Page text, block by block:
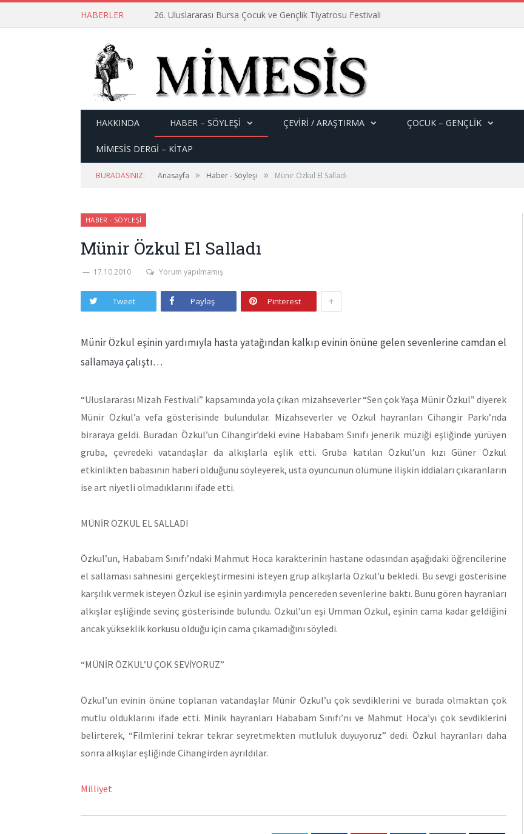
HABERLER 26. Uluslararası Bursa Çocuk ve Gençlik Tiyatrosu Festivali
HAKKINDA HABER – SÖYLEŞI ÇEVİRİ / ARAŞTIRMA ÇOCUK – GENÇLIK
MİMESİS DERGİ – KİTAP
BURADASINIZ: Anasayfa » Haber - Söyleşi » Münir Özkul El Salladı
HABER - SÖYLEŞI
Münir Özkul El Salladı
17.10.2010 Yorum yapılmamış
Tweet Paylaş Pinterest +
Münir Özkul eşinin yardımıyla hasta yatağından kalkıp evinin önüne gelen sevenlerine camdan el
sallamaya çalıştı…
“Uluslararası Mizah Festivali” kapsamında yola çıkan mizahseverler “Sen çok Yaşa Münir Özkul” diyerek
Münir Özkul’a vefa gösterisinde bulundular. Mizahseverler ve Özkul hayranları Cihangir Parkı’nda
biraraya geldi. Buradan Özkul’un Cihangir’deki evine Hababam Sınıfı jenerik müziği eşliğinde yürüyen
gruba, çevredeki vatandaşlar da alkışlarla eşlik etti. Gruba katılan Özkul’un kızı Güner Özkul
etkinlikten babasının haberi olduğunu söyleyerek, usta oyuncunun ölümüne ilişkin iddiaları çıkaranların
ise art niyetli olmadıklarını ifade etti.
MÜNİR ÖZKUL EL SALLADI
Özkul’un, Hababam Sınıfı’ndaki Mahmut Hoca karakterinin hastane odasından aşağıdaki öğrencilerine
el sallaması sahnesini gerçekleştirmesini isteyen grup alkışlarla Özkul’u bekledi. Bu sevgi gösterisine
karşılık vermek isteyen Özkul ise eşinin yardımıyla pencereden sevenlerine baktı. Bunu gören hayranları
alkışlar eşliğinde sevinç gösterisinde bulundu. Özkul’un eşi Umman Özkul, eşinin cama kadar geldiğini
ancak yükseklik korkusu olduğu için cama çıkamadığını söyledi.
“MÜNİR ÖZKUL’U ÇOK SEVİYORUZ”
Özkul’un evinin önüne toplanan vatandaşlar Münir Özkul’u çok sevdiklerini ve burada olmaktan çok
mutlu olduklarını ifade etti. Minik hayranları Hababam Sınıfı’nı ve Mahmut Hoca’yı çok sevdiklerini
belirterek, “Filmlerini tekrar tekrar seyretmekten mutluluk duyuyoruz” dedi. Özkul hayranları daha
sonra alkışlar eşliğinde Cihangirden ayrıldılar.
Milliyet